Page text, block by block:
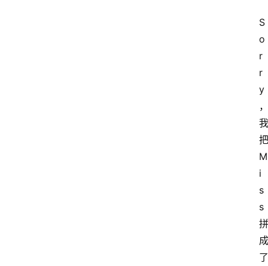
S
o
r
r
y
，
我
把
M
i
s
s
拼
成
了